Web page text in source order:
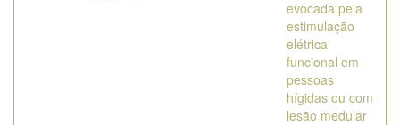
evocada pela
estimulação
elétrica
funcional em
pessoas
hígidas ou com
lesão medular